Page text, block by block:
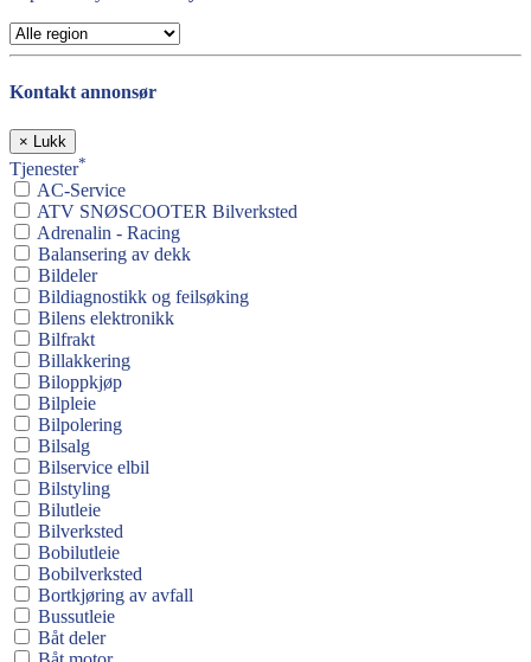
Kontakt annonsør
× Lukk
Tjenester*
AC-Service
ATV SNØSCOOTER Bilverksted
Adrenalin - Racing
Balansering av dekk
Bildeler
Bildiagnostikk og feilsøking
Bilens elektronikk
Bilfrakt
Billakkering
Biloppkjøp
Bilpleie
Bilpolering
Bilsalg
Bilservice elbil
Bilstyling
Bilutleie
Bilverksted
Bobilutleie
Bobilverksted
Bortkjøring av avfall
Bussutleie
Båt deler